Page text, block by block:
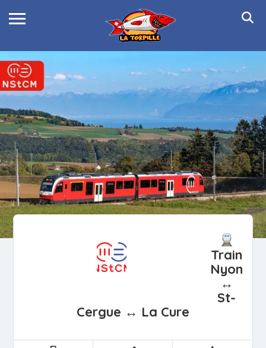
Train
Nyon
↔
St-
Cergue ↔ La Cure